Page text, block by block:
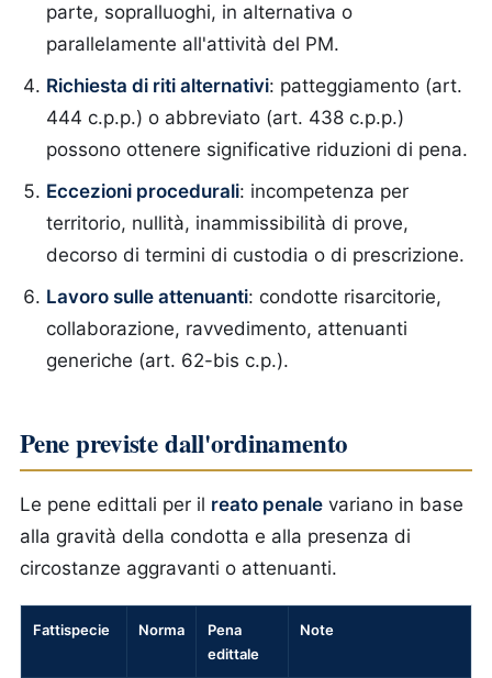
parte, sopralluoghi, in alternativa o
parallelamente all'attività del PM.
Richiesta di riti alternativi: patteggiamento (art.
444 c.p.p.) o abbreviato (art. 438 c.p.p.)
possono ottenere significative riduzioni di pena.
Eccezioni procedurali: incompetenza per
territorio, nullità, inammissibilità di prove,
decorso di termini di custodia o di prescrizione.
Lavoro sulle attenuanti: condotte risarcitorie,
collaborazione, ravvedimento, attenuanti
generiche (art. 62-bis c.p.).
Pene previste dall'ordinamento
Le pene edittali per il reato penale variano in base
alla gravità della condotta e alla presenza di
circostanze aggravanti o attenuanti.
Fattispecie Norma
Pena
edittale
Note